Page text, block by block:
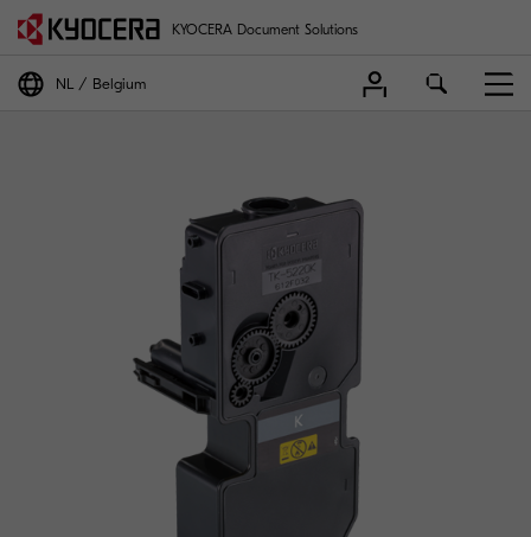
KYOCERA Document Solutions
NL Belgium